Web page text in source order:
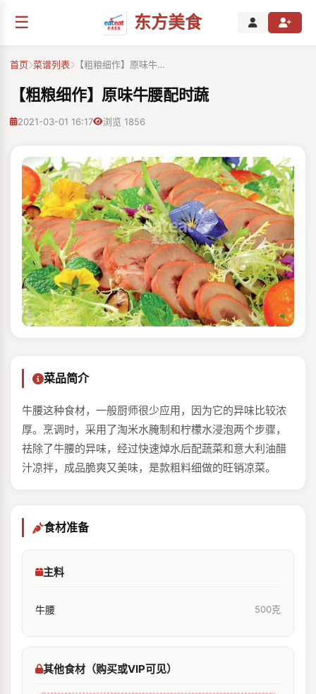
☰ 东方美食
首页 菜谱列表 【粗粮细作】原味牛…
【粗粮细作】原味牛腰配时蔬
2021-03-01 16:17 浏览 1856
菜品简介
牛腰这种食材，一般厨师很少应用，因为它的异味比较浓
厚。烹调时，采用了淘米水腌制和柠檬水浸泡两个步骤，
祛除了牛腰的异味，经过快速焯水后配蔬菜和意大利油醋
汁凉拌，成品脆爽又美味，是款粗料细做的旺销凉菜。
食材准备
主料
牛腰 500克
其他食材（购买或VIP可见）